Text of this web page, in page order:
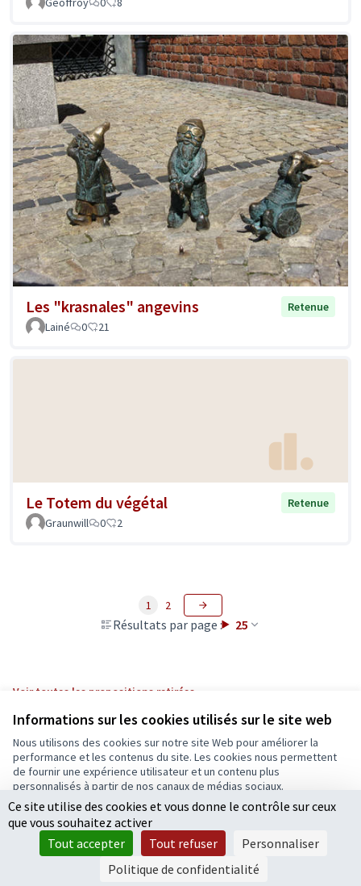
Informations sur les cookies utilisés sur le site web
Nous utilisons des cookies sur notre site Web pour améliorer la
performance et les contenus du site. Les cookies nous permettent
de fournir une expérience utilisateur et un contenu plus
personnalisés à partir de nos canaux de médias sociaux.
Tout accepter
Accepter seulement les cookies essentiels
Paramètres
Les "krasnales" angevins
Retenue
Lainé
0 21
Le Totem du végétal
Retenue
Graunwill
0 2
Résultats par page : 25
1 2
Voir toutes les propositions retirées
Conditions d'utilisation
Paramètres des cookies
Ecrivons Angers sur X
(Lien externe)
Ecrivons Angers sur Facebook
(Lien externe)
logiciel libre Decidim
(Lien externe)
.
Licence
(Lien
Ce site utilise des cookies et vous donne le contrôle sur ceux
que vous souhaitez activer
Tout accepter
Tout refuser
Personnaliser
Politique de confidentialité